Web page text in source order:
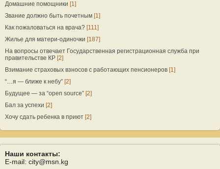
Домашние помощники [1]
Звание должно быть почетным [1]
Как пожаловаться на врача? [111]
Жилье для матери-одиночки [187]
На вопросы отвечает Государственная регистрационная служба при
правительстве КР [2]
Взимание страховых взносов с работающих пенсионеров [1]
“…я — ближе к небу” [2]
Будущее — за “open source” [2]
Бал за успехи [2]
Хочу сдать ребенка в приют [2]
Наши контакты:
E-mail: city@msn.kg